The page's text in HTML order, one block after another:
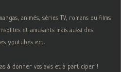
animés, séries TV, romans ou films
et amusants mais aussi des
youtubes ect...
à donner vos avis et à participer !